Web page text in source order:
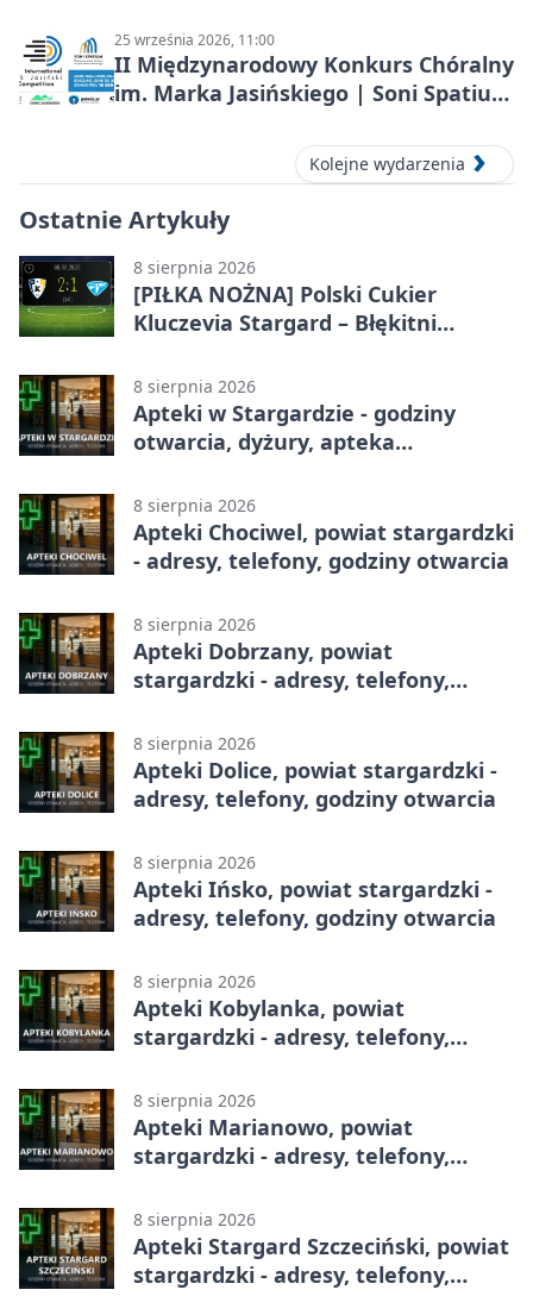
25 września 2026, 11:00
II Międzynarodowy Konkurs Chóralny
im. Marka Jasińskiego | Soni Spatium
Kolejne wydarzenia
Ostatnie Artykuły
8 sierpnia 2026
[PIŁKA NOŻNA] Polski Cukier
Kluczevia Stargard – Błękitni
Lidze Grupa 2 (Grupa II)
8 sierpnia 2026
Apteki w Stargardzie - godziny
otwarcia, dyżury, apteka
8 sierpnia 2026
Apteki Chociwel, powiat stargardzki
- adresy, telefony, godziny otwarcia
8 sierpnia 2026
Apteki Dobrzany, powiat
stargardzki - adresy, telefony,
8 sierpnia 2026
Apteki Dolice, powiat stargardzki -
adresy, telefony, godziny otwarcia
8 sierpnia 2026
Apteki Ińsko, powiat stargardzki -
adresy, telefony, godziny otwarcia
8 sierpnia 2026
Apteki Kobylanka, powiat
stargardzki - adresy, telefony,
8 sierpnia 2026
Apteki Marianowo, powiat
stargardzki - adresy, telefony,
8 sierpnia 2026
Apteki Stargard Szczeciński, powiat
stargardzki - adresy, telefony,